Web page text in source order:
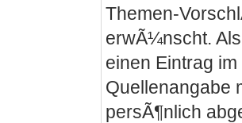
Themen-
erwÃ¼nscht.
einen Eintrag
Quellenangabe
persÃ¶nlich